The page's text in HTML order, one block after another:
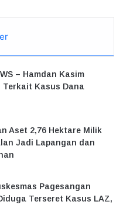
– Hamdan Kasim
Terkait Kasus Dana
Aset 2,76 Hektare Milik
Jadi Lapangan dan
Pagesangan
Terseret Kasus LAZ,